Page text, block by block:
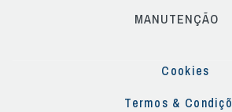
MANUTENÇÃO
Cookies
Termos &